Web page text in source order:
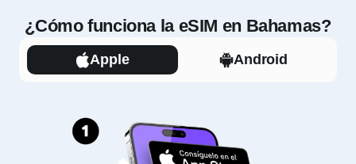
¿Cómo funciona la eSIM en Bahamas?
Apple Android